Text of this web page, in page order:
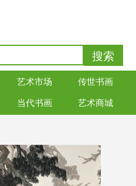
艺术市场 传世书画
当代书画 艺术商城